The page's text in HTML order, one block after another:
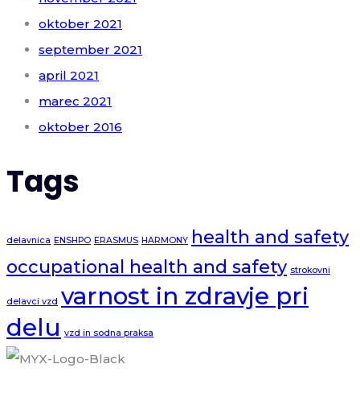
oktober 2021
september 2021
april 2021
marec 2021
oktober 2016
Tags
delavnica ENSHPO ERASMUS HARMONY health and safety
occupational health and safety strokovni
delavci vzd varnost in zdravje pri
delu vzd in sodna praksa